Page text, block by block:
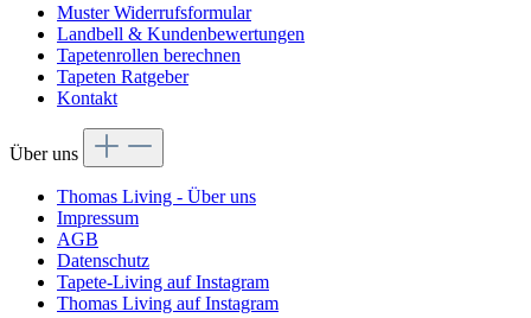
Muster Widerrufsformular
Landbell & Kundenbewertungen
Tapetenrollen berechnen
Tapeten Ratgeber
Kontakt
Über uns
Thomas Living - Über uns
Impressum
AGB
Datenschutz
Tapete-Living auf Instagram
Thomas Living auf Instagram